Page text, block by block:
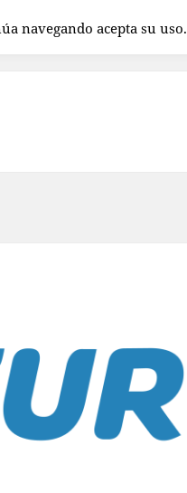
navegando acepta su uso.